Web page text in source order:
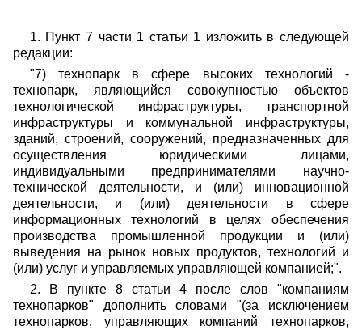
1. Пункт 7 части 1 статьи 1 изложить в следующей
редакции:
"7) технопарк в сфере высоких технологий -
технопарк, являющийся совокупностью объектов
технологической инфраструктуры, транспортной
инфраструктуры и коммунальной инфраструктуры,
зданий, строений, сооружений, предназначенных для
осуществления юридическими лицами,
индивидуальными предпринимателями научно-
технической деятельности, и (или) инновационной
деятельности, и (или) деятельности в сфере
информационных технологий в целях обеспечения
производства промышленной продукции и (или)
выведения на рынок новых продуктов, технологий и
(или) услуг и управляемых управляющей компанией;".
2. В пункте 8 статьи 4 после слов "компаниям
технопарков" дополнить словами "(за исключением
технопарков, управляющих компаний технопарков,